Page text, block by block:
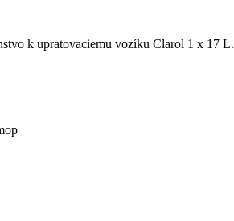
k upratovaciemu vozíku Clarol 1 x 17 L.